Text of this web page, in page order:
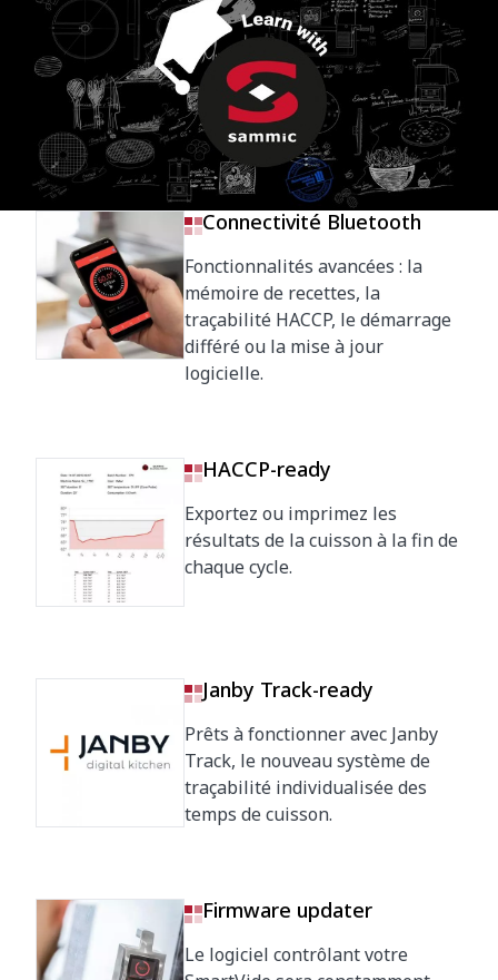
Connectivité Bluetooth
Fonctionnalités avancées : la
mémoire de recettes, la
traçabilité HACCP, le démarrage
différé ou la mise à jour
logicielle.
HACCP-ready
Exportez ou imprimez les
résultats de la cuisson à la fin de
chaque cycle.
Janby Track-ready
Prêts à fonctionner avec Janby
Track, le nouveau système de
traçabilité individualisée des
temps de cuisson.
Firmware updater
Le logiciel contrôlant votre